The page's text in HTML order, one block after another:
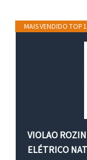
MAIS VENDIDO TOP 1
VIOLAO
ELÉTRICO